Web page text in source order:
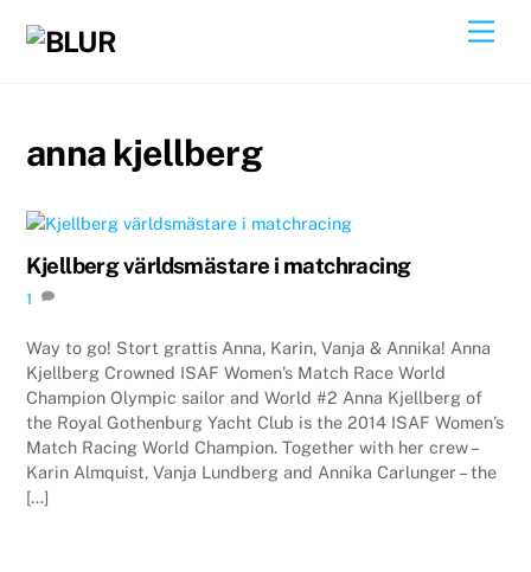
anna kjellberg
Kjellberg världsmästare i matchracing
1
Way to go! Stort grattis Anna, Karin, Vanja & Annika! Anna
Kjellberg Crowned ISAF Women’s Match Race World
Champion Olympic sailor and World #2 Anna Kjellberg of
the Royal Gothenburg Yacht Club is the 2014 ISAF Women’s
Match Racing World Champion. Together with her crew –
Karin Almquist, Vanja Lundberg and Annika Carlunger – the
[…]